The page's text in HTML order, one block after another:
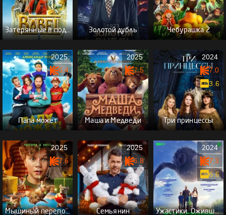
Затерянные в подземелье Золотой дубль Чебурашка 2
Папа может
2025
6.4
Маша и Медведи
2025
7.5
Три принцессы
2024
7.0
3.6
Мышиный переполох
2025
7.6
Семьянин
2025
6.8
Ужастики. Ожившие рисунки
2024
7.3
6.6